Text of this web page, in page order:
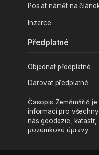
Poslat námět na
Inzerce
Předplatné
Objednat předplatné
Darovat předplatné
Časopis Zeměměřič
informací pro
nás geodézie, katastr,
pozemkové úpravy.